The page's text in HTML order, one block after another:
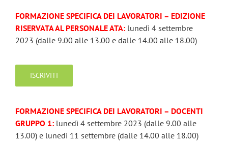
FORMAZIONE SPECIFICA DEI LAVORATORI – EDIZIONE
RISERVATA AL PERSONALE ATA:lunedì 4 settembre
2023 (dalle 9.00 alle 13.00 e dalle 14.00 alle 18.00)
ISCRIVITI
FORMAZIONE SPECIFICA DEI LAVORATORI – DOCENTI
GRUPPO 1:lunedì 4 settembre 2023 (dalle 9.00 alle
13.00) e lunedì 11 settembre (dalle 14.00 alle 18.00)